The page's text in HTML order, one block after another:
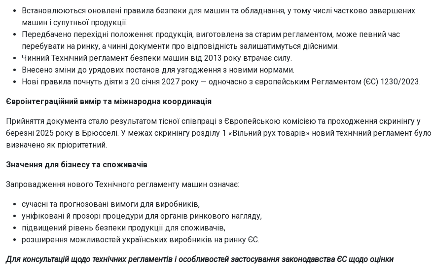
Встановлюються оновлені правила безпеки для машин та обладнання, у тому числі частково завершених
машин і супутньої продукції.
Передбачено перехідні положення: продукція, виготовлена за старим регламентом, може певний час
перебувати на ринку, а чинні документи про відповідність залишатимуться дійсними.
Чинний Технічний регламент безпеки машин від 2013 року втрачає силу.
Внесено зміни до урядових постанов для узгодження з новими нормами.
Нові правила почнуть діяти з 20 січня 2027 року — одночасно з європейським Регламентом (ЄС) 1230/2023.
Євроінтеграційний вимір та міжнародна координація
Прийняття документа стало результатом тісної співпраці з Європейською комісією та проходження скринінгу у
березні 2025 року в Брюсселі. У межах скринінгу розділу 1 «Вільний рух товарів» новий технічний регламент було
визначено як пріоритетний.
Значення для бізнесу та споживачів
Запровадження нового Технічного регламенту машин означає:
сучасні та прогнозовані вимоги для виробників,
уніфіковані й прозорі процедури для органів ринкового нагляду,
підвищений рівень безпеки продукції для споживачів,
розширення можливостей українських виробників на ринку ЄС.
Для консультацій щодо технічних регламентів і особливостей застосування законодавства ЄС щодо оцінки